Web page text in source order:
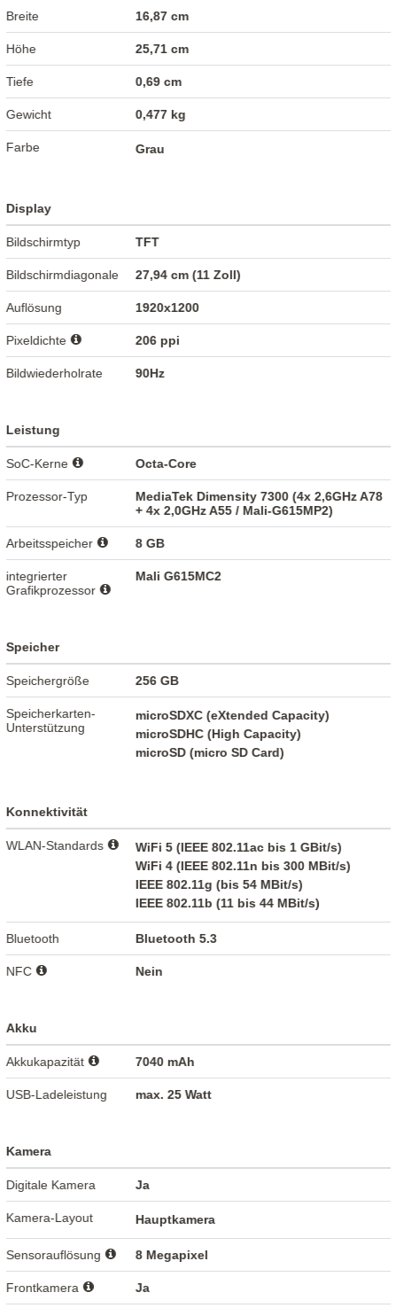
Breite 16,87 cm
Höhe 25,71 cm
Tiefe 0,69 cm
Gewicht 0,477 kg
Farbe Grau
Display
Bildschirmtyp TFT
Bildschirmdiagonale 27,94 cm (11 Zoll)
Auflösung 1920x1200
Pixeldichte 206 ppi
Bildwiederholrate 90Hz
Leistung
SoC-Kerne Octa-Core
Prozessor-Typ
MediaTek Dimensity 7300 (4x 2,6GHz A78
+ 4x 2,0GHz A55 / Mali-G615MP2)
Arbeitsspeicher 8 GB
integrierter
Grafikprozessor
Mali G615MC2
Speicher
Speichergröße 256 GB
Speicherkarten-
Unterstützung
microSDXC (eXtended Capacity)
microSDHC (High Capacity)
microSD (micro SD Card)
Konnektivität
WLAN-Standards
WiFi 5 (IEEE 802.11ac bis 1 GBit/s)
WiFi 4 (IEEE 802.11n bis 300 MBit/s)
IEEE 802.11g (bis 54 MBit/s)
IEEE 802.11b (11 bis 44 MBit/s)
Bluetooth Bluetooth 5.3
NFC Nein
Akku
Akkukapazität 7040 mAh
USB-Ladeleistung max. 25 Watt
Kamera
Digitale Kamera Ja
Kamera-Layout Hauptkamera
Sensorauflösung 8 Megapixel
Frontkamera Ja